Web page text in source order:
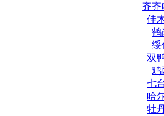
齐齐
佳
鹤
绥
双
鸡
七
哈
牡